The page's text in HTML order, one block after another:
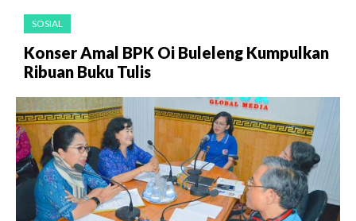
SOSIAL
Konser Amal BPK Oi Buleleng Kumpulkan
Ribuan Buku Tulis